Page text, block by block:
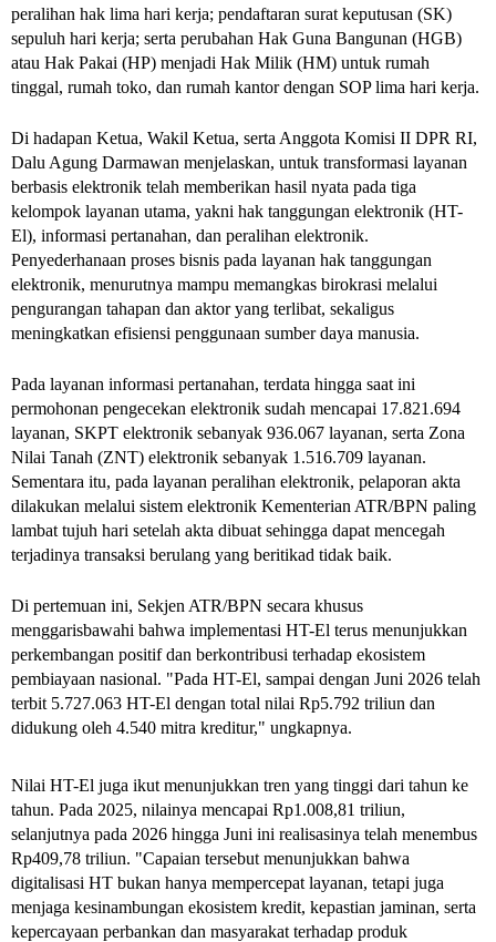
peralihan hak lima hari kerja; pendaftaran surat keputusan (SK)
sepuluh hari kerja; serta perubahan Hak Guna Bangunan (HGB)
atau Hak Pakai (HP) menjadi Hak Milik (HM) untuk rumah
tinggal, rumah toko, dan rumah kantor dengan SOP lima hari kerja.
Di hadapan Ketua, Wakil Ketua, serta Anggota Komisi II DPR RI,
Dalu Agung Darmawan menjelaskan, untuk transformasi layanan
berbasis elektronik telah memberikan hasil nyata pada tiga
kelompok layanan utama, yakni hak tanggungan elektronik (HT-
El), informasi pertanahan, dan peralihan elektronik.
Penyederhanaan proses bisnis pada layanan hak tanggungan
elektronik, menurutnya mampu memangkas birokrasi melalui
pengurangan tahapan dan aktor yang terlibat, sekaligus
meningkatkan efisiensi penggunaan sumber daya manusia.
Pada layanan informasi pertanahan, terdata hingga saat ini
permohonan pengecekan elektronik sudah mencapai 17.821.694
layanan, SKPT elektronik sebanyak 936.067 layanan, serta Zona
Nilai Tanah (ZNT) elektronik sebanyak 1.516.709 layanan.
Sementara itu, pada layanan peralihan elektronik, pelaporan akta
dilakukan melalui sistem elektronik Kementerian ATR/BPN paling
lambat tujuh hari setelah akta dibuat sehingga dapat mencegah
terjadinya transaksi berulang yang beritikad tidak baik.
Di pertemuan ini, Sekjen ATR/BPN secara khusus
menggarisbawahi bahwa implementasi HT-El terus menunjukkan
perkembangan positif dan berkontribusi terhadap ekosistem
pembiayaan nasional. "Pada HT-El, sampai dengan Juni 2026 telah
terbit 5.727.063 HT-El dengan total nilai Rp5.792 triliun dan
didukung oleh 4.540 mitra kreditur," ungkapnya.
Nilai HT-El juga ikut menunjukkan tren yang tinggi dari tahun ke
tahun. Pada 2025, nilainya mencapai Rp1.008,81 triliun,
selanjutnya pada 2026 hingga Juni ini realisasinya telah menembus
Rp409,78 triliun. "Capaian tersebut menunjukkan bahwa
digitalisasi HT bukan hanya mempercepat layanan, tetapi juga
menjaga kesinambungan ekosistem kredit, kepastian jaminan, serta
kepercayaan perbankan dan masyarakat terhadap produk